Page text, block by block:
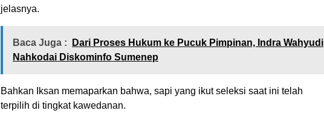
jelasnya.
Baca Juga :
Dari Proses Hukum ke Pucuk Pimpinan, Indra Wahyudi
Nahkodai Diskominfo Sumenep
Bahkan Iksan memaparkan bahwa, sapi yang ikut seleksi saat ini telah
terpilih di tingkat kawedanan.